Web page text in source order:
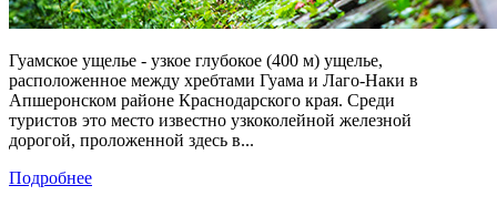
Гуамское ущелье - узкое глубокое (400 м) ущелье,
расположенное между хребтами Гуама и Лаго-Наки в
Апшеронском районе Краснодарского края. Среди
туристов это место известно узкоколейной железной
дорогой, проложенной здесь в...
Подробнее